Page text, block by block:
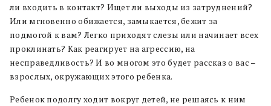
ли входить в контакт? Ищет ли выходы из затруднений?
Или мгновенно обижается, замыкается, бежит за
подмогой к вам? Легко приходят слезы или начинает всех
проклинать? Как реагирует на агрессию, на
несправедливость? И во многом это будет рассказ о вас –
взрослых, окружающих этого ребенка.
Ребенок подолгу ходит вокруг детей, не решаясь к ним